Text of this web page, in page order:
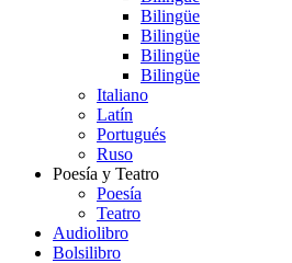
Bilingüe
Bilingüe
Bilingüe
Bilingüe
Italiano
Latín
Portugués
Ruso
Poesía y Teatro
Poesía
Teatro
Audiolibro
Bolsilibro